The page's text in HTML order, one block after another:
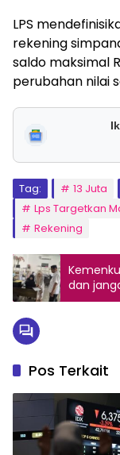
LPS
rekening
saldo maksimal
perubahan nilai
Tag: 13 Juta
Lps Targetkan
Rekening
dan
Pos Terkait